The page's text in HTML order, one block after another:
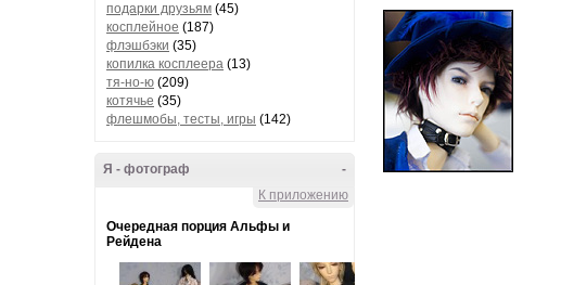
подарки друзьям (45)
косплейное (187)
флэшбэки (35)
копилка косплеера (13)
тя-но-ю (209)
котячье (35)
флешмобы, тесты, игры (142)
-
Я - фотограф
К приложению
Очередная порция Альфы и
Рейдена